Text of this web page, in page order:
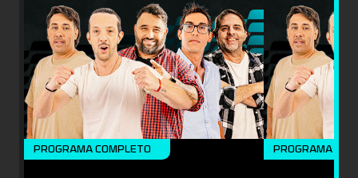
PROGRAMA COMPLETO PROGRAMA